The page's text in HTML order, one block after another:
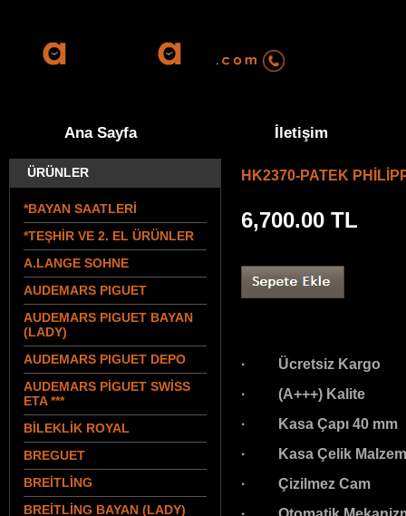
Ana Sayfa İletişim
ÜRÜNLER
*BAYAN SAATLERİ
*TEŞHİR VE 2. EL ÜRÜNLER
A.LANGE SOHNE
AUDEMARS PIGUET
AUDEMARS PIGUET BAYAN
(LADY)
AUDEMARS PIGUET DEPO
AUDEMARS PİGUET SWİSS
ETA ***
BİLEKLİK ROYAL
BREGUET
BREİTLİNG
BREİTLİNG BAYAN (LADY)
HK2370-PATEK
6,700.00 TL
· Ücretsiz Kargo
· (A+++) Kalite
· Kasa Çapı 40 mm
· Kasa Çelik
· Çizilmez Cam